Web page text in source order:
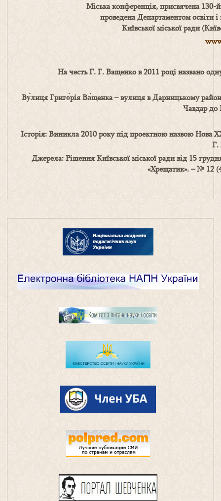
Міська конференція, присвячена
проведена Департаментом освіти
Київської міськоїради
На честь Г. Г. Ващенко в 2011 році названо
Ву́лиця Григо́рія Ва́щенка – вулиця в Дарницькому
Чавдар до
Історія:Виникла 2010 року під проектною назвою Нова
Г.
Джерела:Рішення Київської міської ради від 15
«Хрещатик». – № 12